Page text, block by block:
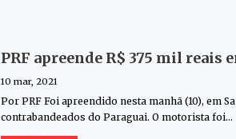
PRF apreende R$ 375 mil reais
10 mar, 2021
Por PRF Foi apreendido nesta manhã (10), em
contrabandeados do Paraguai. O motorista foi…